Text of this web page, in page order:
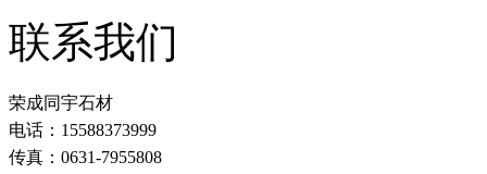
联系我们
荣成同宇石材
电话：15588373999
传真：0631-7955808